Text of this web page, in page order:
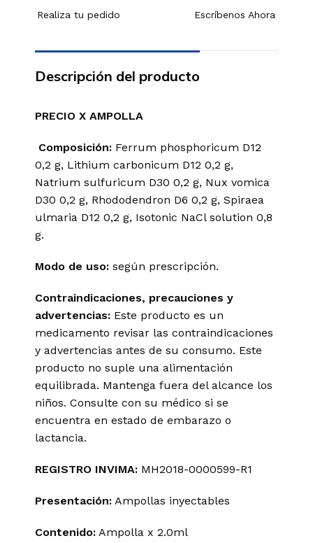
Realiza tu pedido Escríbenos Ahora
Descripción del producto
PRECIO X AMPOLLA
Composición: Ferrum phosphoricum D12
0,2 g, Lithium carbonicum D12 0,2 g,
Natrium sulfuricum D30 0,2 g, Nux vomica
D30 0,2 g, Rhododendron D6 0,2 g, Spiraea
ulmaria D12 0,2 g, Isotonic NaCl solution 0,8
g.
Modo de uso: según prescripción.
Contraindicaciones, precauciones y
advertencias: Este producto es un
medicamento revisar las contraindicaciones
y advertencias antes de su consumo. Este
producto no suple una alimentación
equilibrada. Mantenga fuera del alcance los
niños. Consulte con su médico si se
encuentra en estado de embarazo o
lactancia.
REGISTRO INVIMA: MH2018-0000599-R1
Presentación: Ampollas inyectables
Contenido: Ampolla x 2.0ml